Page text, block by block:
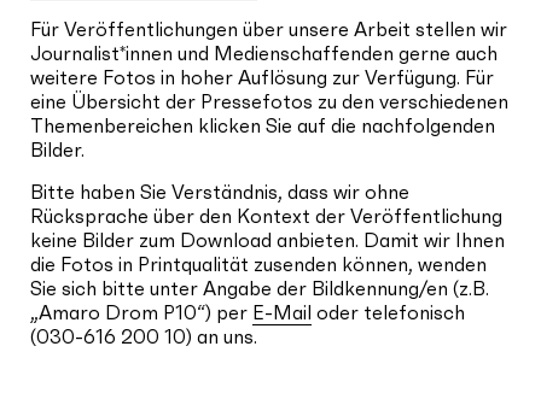
Für Veröffentlichungen über unsere Arbeit stellen wir
Journalist*innen und Medienschaffenden gerne auch
weitere Fotos in hoher Auflösung zur Verfügung. Für
eine Übersicht der Pressefotos zu den verschiedenen
Themenbereichen klicken Sie auf die nachfolgenden
Bilder.
Bitte haben Sie Verständnis, dass wir ohne
Rücksprache über den Kontext der Veröffentlichung
keine Bilder zum Download anbieten. Damit wir Ihnen
die Fotos in Printqualität zusenden können, wenden
Sie sich bitte unter Angabe der Bildkennung/en (z.B.
„Amaro Drom P10“) per E-Mail oder telefonisch
(030-616 200 10) an uns.